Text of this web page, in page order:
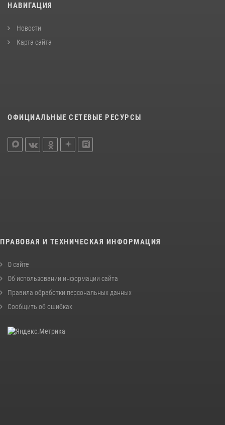
НАВИГАЦИЯ
Новости
Карта сайта
ОФИЦИАЛЬНЫЕ СЕТЕВЫЕ РЕСУРСЫ
ПРАВОВАЯ И ТЕХНИЧЕСКАЯ ИНФОРМАЦИЯ
О сайте
Об использовании информации сайта
Правила обработки персональных данных
Сообщить об ошибках